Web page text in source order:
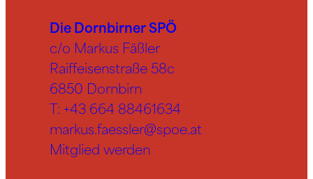
Die Dornbirner SPÖ
c/o Markus Fäßler
Raiffeisenstraße 58c
6850 Dornbirn
T: +43 664 88461634
markus.faessler@spoe.at
Mitglied werden